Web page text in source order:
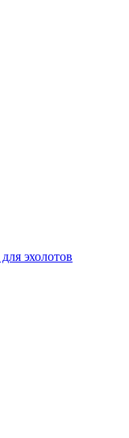
эхолотов